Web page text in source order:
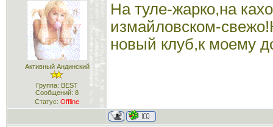
Активный Андинский
Группа: BEST
Сообщений: 8
Статус: Offline
На туле-жарко,на
измайловском-
новый клуб,к моему